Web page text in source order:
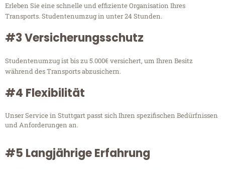
Erleben Sie eine schnelle und effiziente Organisation Ihres
Transports. Studentenumzug in unter 24 Stunden.
#3 Versicherungsschutz
Studentenumzug ist bis zu 5.000€ versichert, um Ihren Besitz
während des Transports abzusichern.
#4 Flexibilität
Unser Service in Stuttgart passt sich Ihren spezifischen Bedürfnissen
und Anforderungen an.
#5 Langjährige Erfahrung